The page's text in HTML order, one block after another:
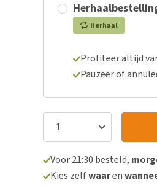
Herhaal
Profiteer altijd
Pauzeer of
Voor 21:30 besteld,
Kies zelfwaaren